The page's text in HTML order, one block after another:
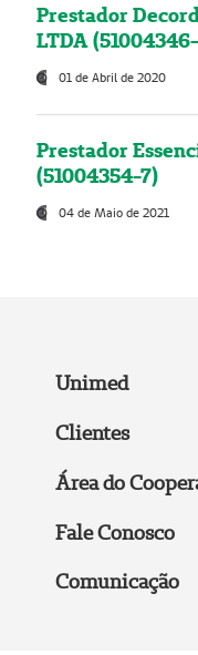
Prestador
LTDA
01 de Abril de 2020
Prestador
(51004354-7)
04 de Maio de 2021
Unimed
Clientes
Área do
Fale Conosco
Comunicação